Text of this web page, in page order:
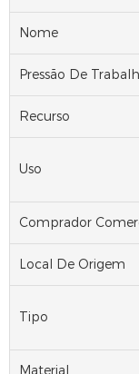
Nome
Pressão De
Recurso
Uso
Comprador
Local De Origem
Tipo
Material